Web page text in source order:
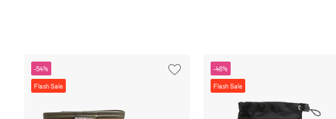
-54%
Flash Sale
-46%
Flash Sale